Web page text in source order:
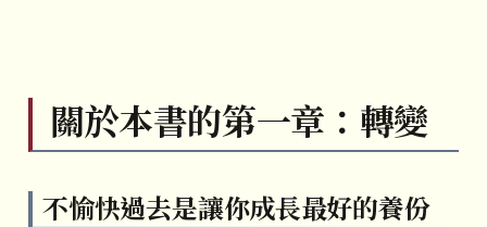
關於本書的第一章：轉變
不愉快過去是讓你成長最好的養份